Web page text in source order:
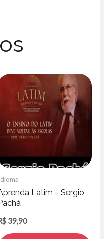
Latim – Sergio
39,90